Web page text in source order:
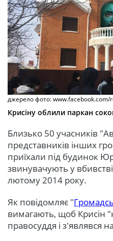
джерело фото: www.facebook.com/
Крисіну облили паркан
Близько 50 учасників
представників інших
приїхали під будинок
звинувачують у
лютому 2014 року.
Як повідомляє "
вимагають, щоб Крисін
правосуддя і з'являвся